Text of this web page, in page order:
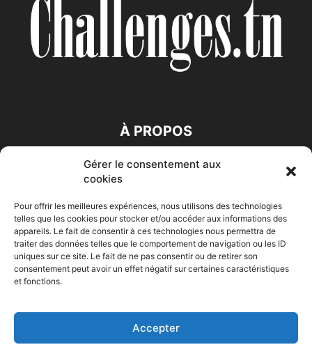
Gérer le consentement aux
cookies
Pour offrir les meilleures expériences, nous utilisons des technologies
telles que les cookies pour stocker et/ou accéder aux informations des
appareils. Le fait de consentir à ces technologies nous permettra de
traiter des données telles que le comportement de navigation ou les ID
uniques sur ce site. Le fait de ne pas consentir ou de retirer son
consentement peut avoir un effet négatif sur certaines caractéristiques
et fonctions.
Accepter
À PROPOS
SUIVEZ NOUS
Accueil Economie Entreprises Entrepreneur Afrique
HIGH-TECH Auto-Moto